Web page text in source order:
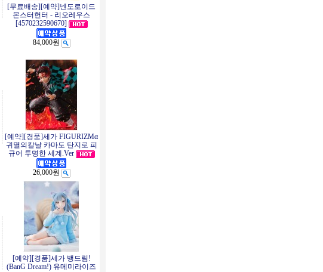
[무료배송][예약]넨도로이드
몬스터헌터 - 리오레우스
[4570232590670]
84,000원
[예약][경품]세가 FIGURIZMα
귀멸의칼날 카마도 탄지로 피
규어 투명한 세계.Ver
26,000원
[예약][경품]세가 뱅드림!
(BanG Dream!) 유메미라이즈